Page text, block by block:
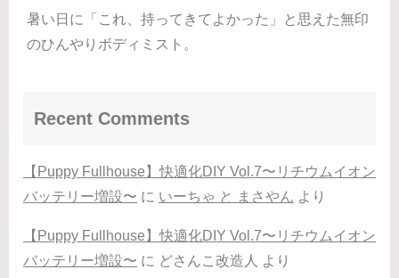
暑い日に「これ、持ってきてよかった」と思えた無印
のひんやりボディミスト。
Recent Comments
【Puppy Fullhouse】快適化DIY Vol.7〜リチウムイオン
バッテリー増設〜 に いーちゃ と まさやん より
【Puppy Fullhouse】快適化DIY Vol.7〜リチウムイオン
バッテリー増設〜 に どさんこ改造人 より